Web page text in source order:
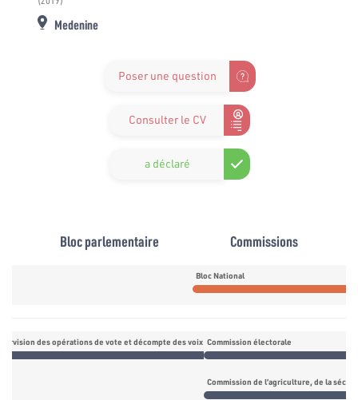
Medenine
Poser une question
Consulter le CV
a déclaré
Bloc parlementaire Commissions
Bloc National
des opérations de vote et décompte des voix Commission électorale
Commission de l’agriculture, de la